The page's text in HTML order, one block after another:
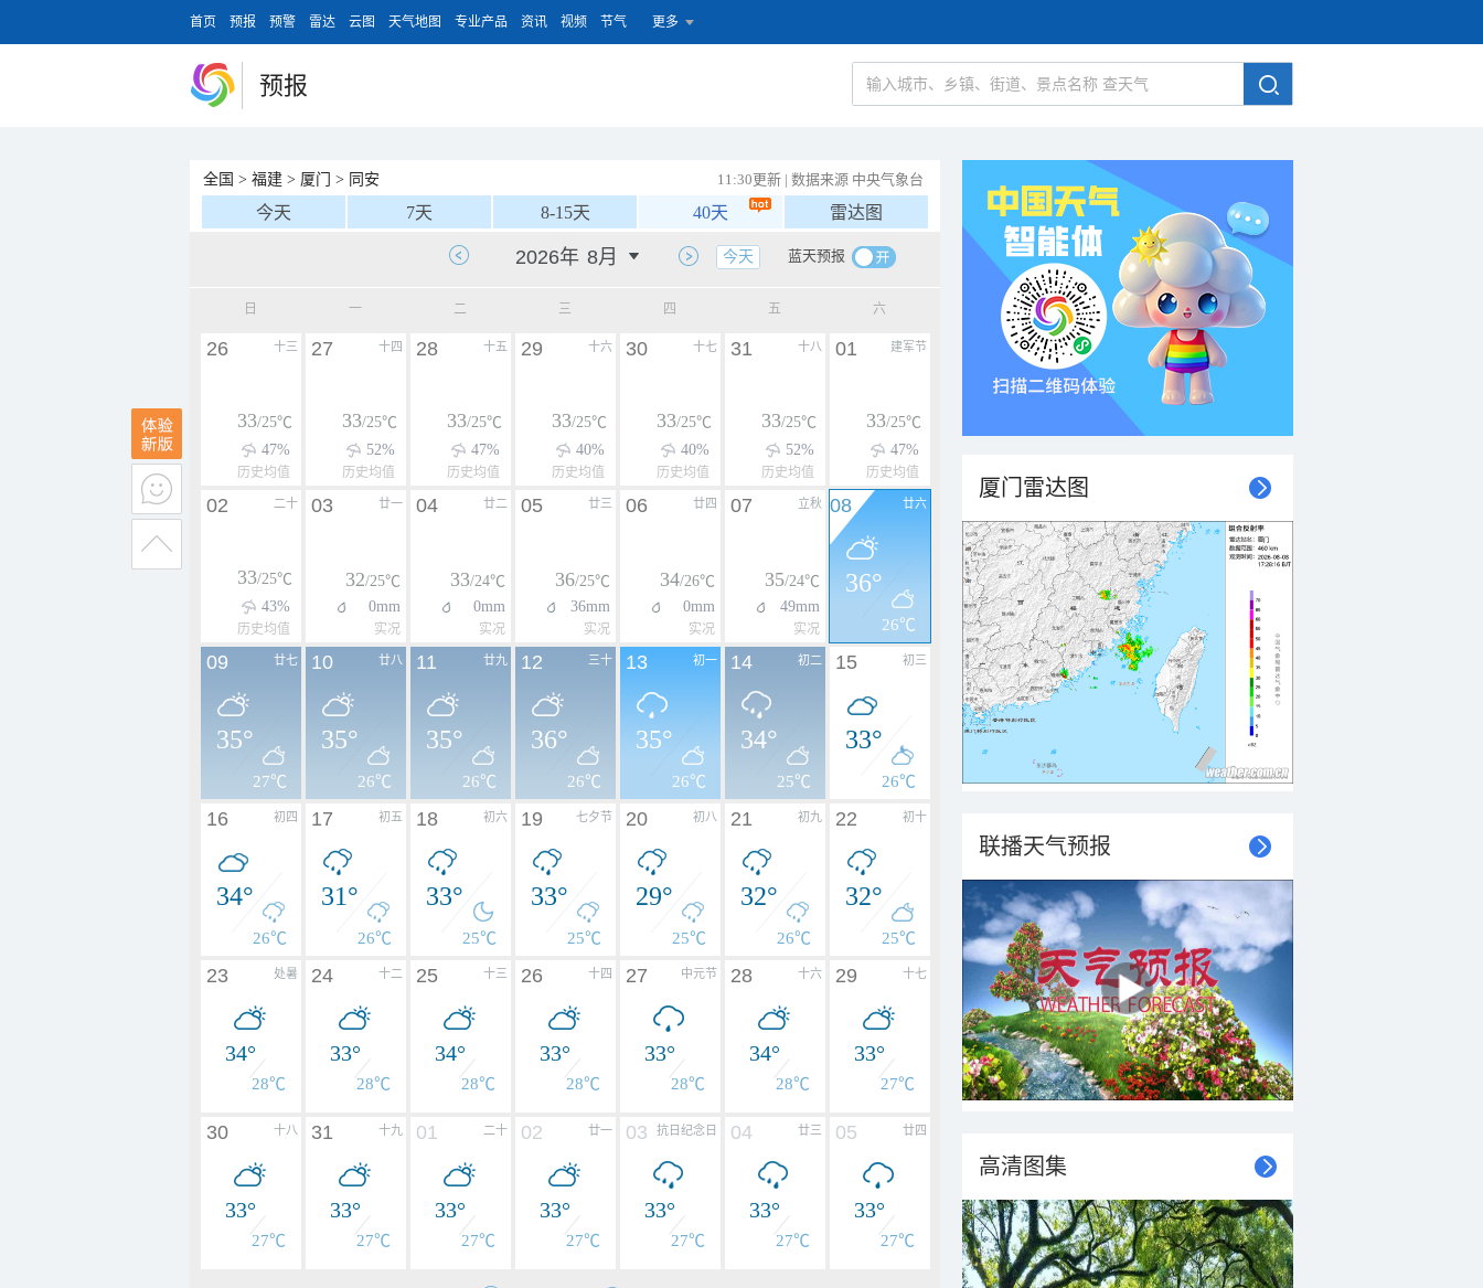
首页 预报 预警 雷达 云图 天气地图 专业产品 资讯 视频 节气 更多
预报
全国 > 福建 > 厦门 > 同安 11:30更新 | 数据来源 中央气象台
今天 7天 8-15天 40天 雷达图
蓝天预报
今天
日 一 二 三 四 五 六
十三
26
33/25℃
47%
历史均值
十四
27
33/25℃
52%
历史均值
十五
28
33/25℃
47%
历史均值
十六
29
33/25℃
40%
历史均值
十七
30
33/25℃
40%
历史均值
十八
31
33/25℃
52%
历史均值
建军节
01
33/25℃
47%
历史均值
二十
02
33/25℃
43%
历史均值
廿一
03
32/25℃
0mm
实况
廿二
04
33/24℃
0mm
实况
廿三
05
36/25℃
36mm
实况
廿四
06
34/26℃
0mm
实况
立秋
07
35/24℃
49mm
实况
廿六
08
36°
26℃
廿七
09
35°
27℃
廿八
10
35°
26℃
廿九
11
35°
26℃
三十
12
36°
26℃
初一
13
35°
26℃
初二
14
34°
25℃
初三
15
33°
26℃
初四
16
34°
26℃
初五
17
31°
26℃
初六
18
33°
25℃
七夕节
19
33°
25℃
初八
20
29°
25℃
初九
21
32°
26℃
初十
22
32°
25℃
处暑
23
34°
28℃
十二
24
33°
28℃
十三
25
34°
28℃
十四
26
33°
28℃
中元节
27
33°
28℃
十六
28
34°
28℃
十七
29
33°
27℃
十八
30
33°
27℃
十九
31
33°
27℃
二十
01
33°
27℃
廿一
02
33°
27℃
抗日纪念日
03
33°
27℃
廿三
04
33°
27℃
廿四
05
33°
27℃
厦门雷达图
联播天气预报
高清图集